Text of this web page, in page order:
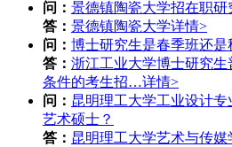
问： 景德镇陶瓷大学招在职研
答： 景德镇陶瓷大学详情>
问： 博士研究生是春季班还是
答： 浙江工业大学博士研究
条件的考生招…详情>
问： 昆明理工大学工业设计
艺术硕士？
答： 昆明理工大学艺术与传